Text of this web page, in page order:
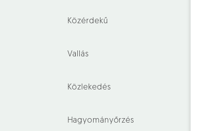
Közérdekű
Vallás
Közlekedés
Hagyományőrzés